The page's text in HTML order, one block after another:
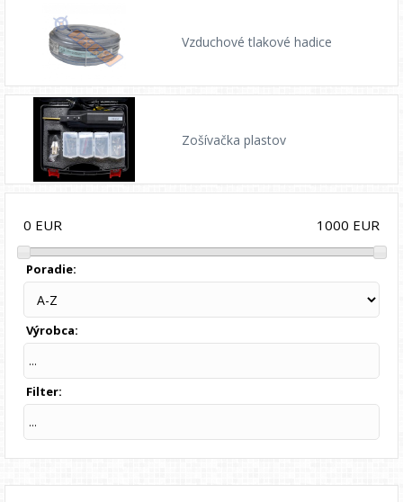
Vzduchové tlakové hadice
Zošívačka plastov
0 EUR 1000 EUR
Poradie:
Výrobca:
...
Filter:
...